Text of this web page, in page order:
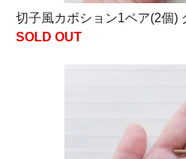
切子風カボション1ペア(2個)
SOLD OUT